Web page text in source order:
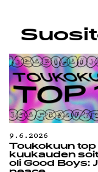
9.6.2026
Toukokuun top
kuukauden
oli Good Boys: